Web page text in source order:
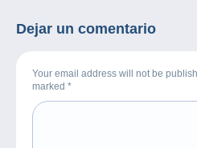
Dejar un comentario
Your email address will not be
marked *